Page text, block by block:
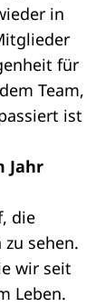
in
für
Team,
ist
Jahr
die
sehen.
wir seit
Leben.